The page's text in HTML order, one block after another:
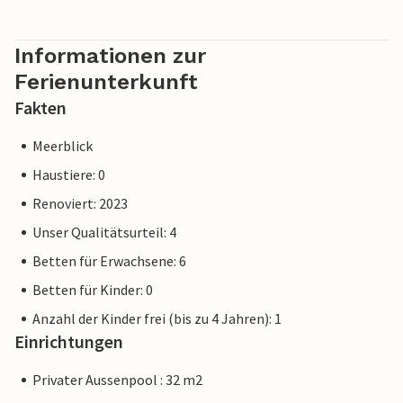
Verbraucherrecht möglicherweise nicht gilt. Sie können
jedoch sicher sein, dass wir Ihnen denselben Kundenservice
bieten und Ihr Aufenthalt sich nicht von einer Buchung bei
einer Unterkunft eines professionellen Eigentümers
Informationen zur
Ferienunterkunft
Fakten
Meerblick
Haustiere: 0
Renoviert: 2023
Unser Qualitätsurteil: 4
Betten für Erwachsene: 6
Betten für Kinder: 0
Anzahl der Kinder frei (bis zu 4 Jahren): 1
Einrichtungen
Privater Aussenpool : 32 m2